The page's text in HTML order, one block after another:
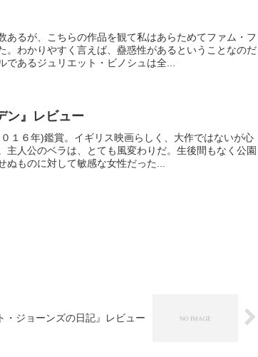
あるが、こちらの作品を観て私はあらためてファム・フ
。わかりやすく言えば、蠱惑性があるということなのだ
であるジュリエット・ビノシュは全...
ン』レビュー
１６年)鑑賞。イギリス映画らしく、大作ではないが心
主人公のベラは、とても風変わりだ。生後間もなく公園
ものに対して敏感な女性だった...
・ジョーンズの日記』レビュー